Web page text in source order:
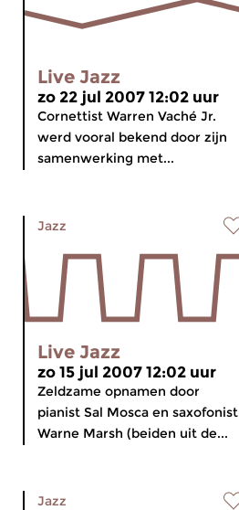
Live Jazz
zo 22 jul 2007 12:02 uur
Cornettist Warren Vaché Jr.
werd vooral bekend door zijn
samenwerking met...
Jazz
Live Jazz
zo 15 jul 2007 12:02 uur
Zeldzame opnamen door
pianist Sal Mosca en saxofonist
Warne Marsh (beiden uit de...
Jazz